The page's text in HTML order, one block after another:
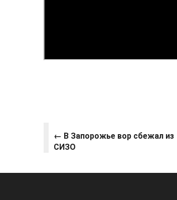
← В Запорожье вор сбежал из
СИЗО